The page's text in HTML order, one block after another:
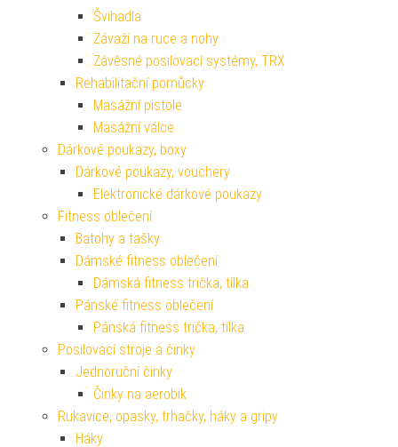
Švihadla
Závaží na ruce a nohy
Závěsné posilovací systémy, TRX
Rehabilitační pomůcky
Masážní pistole
Masážní válce
Dárkové poukazy, boxy
Dárkové poukazy, vouchery
Elektronické dárkové poukazy
Fitness oblečení
Batohy a tašky
Dámské fitness oblečení
Dámská fitness trička, tílka
Pánské fitness oblečení
Pánská fitness trička, tílka
Posilovací stroje a činky
Jednoruční činky
Činky na aerobik
Rukavice, opasky, trhačky, háky a gripy
Háky